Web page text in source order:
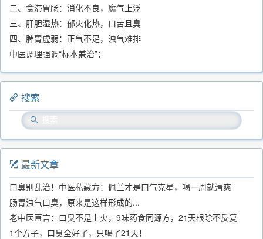
二、食滞胃肠：消化不良，腐气上泛
三、肝胆湿热：郁火化热，口苦且臭
四、脾胃虚弱：正气不足，浊气难排
中医调理强调“标本兼治”：
搜索
最新文章
口臭别乱治！中医私藏方：佩兰才是口气克星，喝一周就清爽
肠胃浊气口臭，原来是这样形成的...
老中医直言：口臭不是上火，9味药食同源方，21天根除不反复
1个方子，口臭全好了，只喝了21天！